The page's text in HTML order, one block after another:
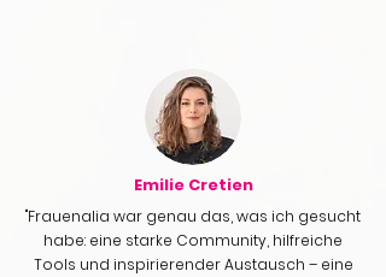
Emilie Cretien
"Frauenalia war genau das, was ich gesucht
habe: eine starke Community, hilfreiche
Tools und inspirierender Austausch – eine